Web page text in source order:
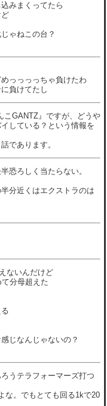
みまくってたら
ゃねこの台？
っっっっちゃ負けたわ
負けてたし
こGANTZ』ですが、どうや
している？という情報を
であります。
恐ろしく当たらない。
分近くはエクストラのは
ないんだけど
分母超えた
じなんじゃないの？
うテラフォーマーズ打つ
な。でもとても回る1kで20